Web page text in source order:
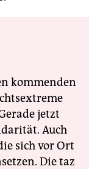
kommenden
jetzt
Auch
sich vor Ort
Die taz